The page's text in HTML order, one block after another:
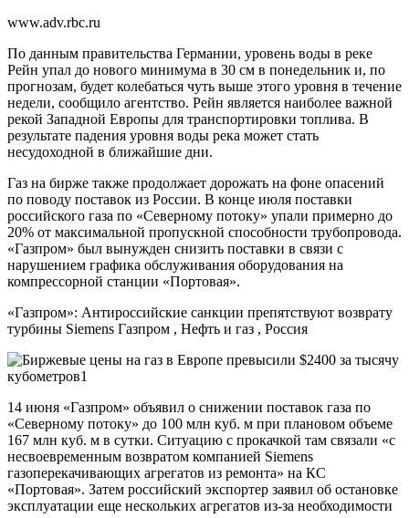
www.adv.rbc.ru
По данным правительства Германии, уровень воды в реке
Рейн упал до нового минимума в 30 см в понедельник и, по
прогнозам, будет колебаться чуть выше этого уровня в течение
недели, сообщило агентство. Рейн является наиболее важной
рекой Западной Европы для транспортировки топлива. В
результате падения уровня воды река может стать
несудоходной в ближайшие дни.
Газ на бирже также продолжает дорожать на фоне опасений
по поводу поставок из России. В конце июля поставки
российского газа по «Северному потоку» упали примерно до
20% от максимальной пропускной способности трубопровода.
«Газпром» был вынужден снизить поставки в связи с
нарушением графика обслуживания оборудования на
компрессорной станции «Портовая».
«Газпром»: Антироссийские санкции препятствуют возврату
турбины Siemens Газпром , Нефть и газ , Россия
14 июня «Газпром» объявил о снижении поставок газа по
«Северному потоку» до 100 млн куб. м при плановом объеме
167 млн куб. м в сутки. Ситуацию с прокачкой там связали «с
несвоевременным возвратом компанией Siemens
газоперекачивающих агрегатов из ремонта» на КС
«Портовая». Затем российский экспортер заявил об остановке
эксплуатации еще нескольких агрегатов из-за необходимости